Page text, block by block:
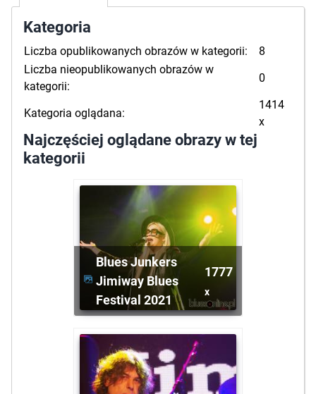
Kategoria
Liczba opublikowanych obrazów w kategorii:
8
Liczba nieopublikowanych obrazów w
kategorii:
0
Kategoria oglądana:
1414
x
Najczęściej oglądane obrazy w tej
kategorii
Blues Junkers
Jimiway Blues
Festival 2021
1777
x